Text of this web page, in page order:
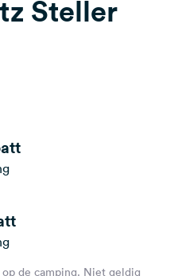
Steller
de camping. Niet geldig